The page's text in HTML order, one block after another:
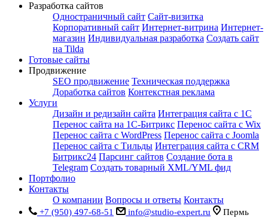
Разработка сайтов
Одностраничный сайт Cайт-визитка
Корпоративный сайт Интернет-витрина Интернет-
магазин Индивидуальная разработка Создать сайт
на Tilda
Готовые сайты
Продвижение
SEO продвижение Техническая поддержка
Доработка сайтов Контекстная реклама
Услуги
Дизайн и редизайн сайта Интеграция сайта с 1С
Перенос сайта на 1С-Битрикс Перенос сайта с Wix
Перенос сайта с WordPress Перенос сайта с Joomla
Перенос сайта с Тильды Интеграция сайта с CRM
Битрикс24 Парсинг сайтов Создание бота в
Telegram Создать товарный XML/YML фид
Портфолио
Контакты
О компании Вопросы и ответы Контакты
+7 (950) 497-68-51 info@studio-expert.ru Пермь